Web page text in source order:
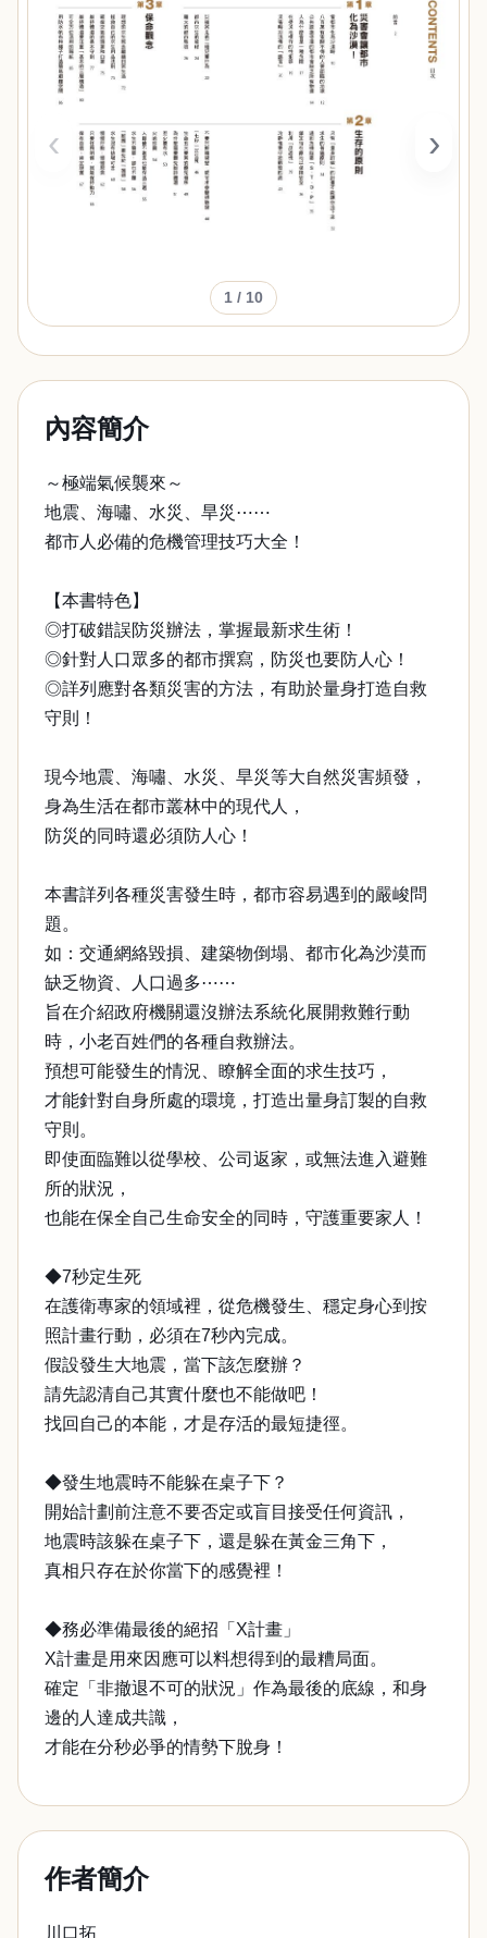
‹ ›
1 / 10
內容簡介
～極端氣候襲來～
地震、海嘯、水災、旱災⋯⋯
都市人必備的危機管理技巧大全！
【本書特色】
◎打破錯誤防災辦法，掌握最新求生術！
◎針對人口眾多的都市撰寫，防災也要防人心！
◎詳列應對各類災害的方法，有助於量身打造自救
守則！
現今地震、海嘯、水災、旱災等大自然災害頻發，
身為生活在都市叢林中的現代人，
防災的同時還必須防人心！
本書詳列各種災害發生時，都市容易遇到的嚴峻問
題。
如：交通網絡毀損、建築物倒塌、都市化為沙漠而
缺乏物資、人口過多⋯⋯
旨在介紹政府機關還沒辦法系統化展開救難行動
時，小老百姓們的各種自救辦法。
預想可能發生的情況、瞭解全面的求生技巧，
才能針對自身所處的環境，打造出量身訂製的自救
守則。
即使面臨難以從學校、公司返家，或無法進入避難
所的狀況，
也能在保全自己生命安全的同時，守護重要家人！
◆7秒定生死
在護衛專家的領域裡，從危機發生、穩定身心到按
照計畫行動，必須在7秒內完成。
假設發生大地震，當下該怎麼辦？
請先認清自己其實什麼也不能做吧！
找回自己的本能，才是存活的最短捷徑。
◆發生地震時不能躲在桌子下？
開始計劃前注意不要否定或盲目接受任何資訊，
地震時該躲在桌子下，還是躲在黃金三角下，
真相只存在於你當下的感覺裡！
◆務必準備最後的絕招「X計畫」
X計畫是用來因應可以料想得到的最糟局面。
確定「非撤退不可的狀況」作為最後的底線，和身
邊的人達成共識，
才能在分秒必爭的情勢下脫身！
作者簡介
川口拓